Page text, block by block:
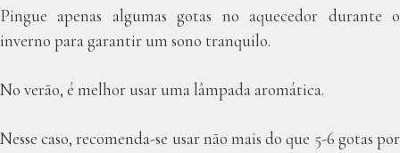
Pingue apenas algumas gotas no aquecedor durante o
inverno para garantir um sono tranquilo.
No verão, é melhor usar uma lâmpada aromática.
Nesse caso, recomenda-se usar não mais do que 5-6 gotas por